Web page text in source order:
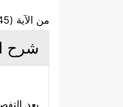
من الآية (45- 62)
شرح
بعد